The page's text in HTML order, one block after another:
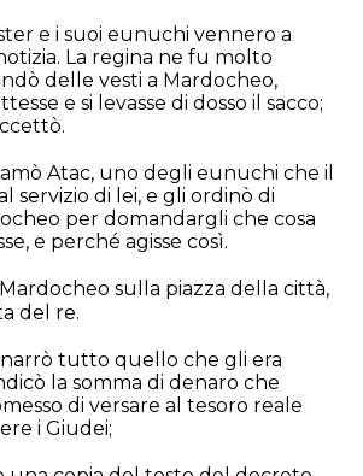
e i suoi eunuchi vennero a
La regina ne fu molto
delle vesti a Mardocheo,
e si levasse di dosso il sacco;
Atac, uno degli eunuchi che il
servizio di lei, e gli ordinò di
per domandargli che cosa
e perché agisse così.
sulla piazza della città,
del re.
tutto quello che gli era
la somma di denaro che
di versare al tesoro reale
i Giudei;